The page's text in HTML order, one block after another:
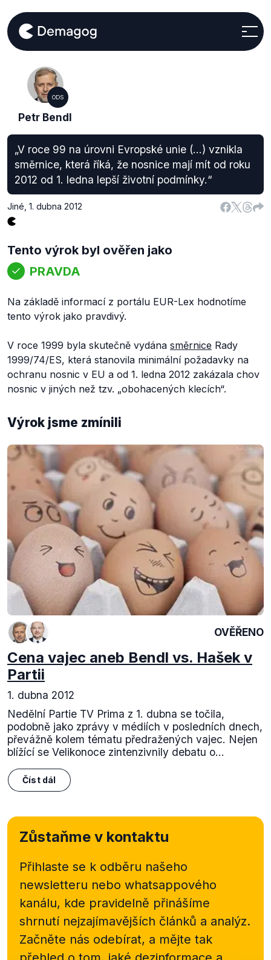
ODS
Petr Bendl
„V roce 99 na úrovni Evropské unie (…) vznikla
směrnice, která říká, že nosnice mají mít od roku
2012 od 1. ledna lepší životní podmínky.“
Jiné 1. dubna 2012
Tento výrok byl ověřen jako
PRAVDA
Na základě informací z portálu EUR-Lex hodnotíme
tento výrok jako pravdivý.
V roce 1999 byla skutečně vydána směrnice Rady
1999/74/ES, která stanovila minimální požadavky na
ochranu nosnic v EU a od 1. ledna 2012 zakázala chov
nosnic v jiných než tzv. „obohacených klecích“.
Výrok jsme zmínili
OVĚŘENO
Cena vajec aneb Bendl vs. Hašek v
Partii
1. dubna 2012
Nedělní Partie TV Prima z 1. dubna se točila,
podobně jako zprávy v médiích v posledních dnech,
převážně kolem tématu předražených vajec. Nejen
blížící se Velikonoce zintenzivnily debatu o...
Číst dál
Zůstaňme v kontaktu
Přihlaste se k odběru našeho
newsletteru nebo whatsappového
kanálu, kde pravidelně přinášíme
shrnutí nejzajímavějších článků a analýz.
Začněte nás odebírat, a mějte tak